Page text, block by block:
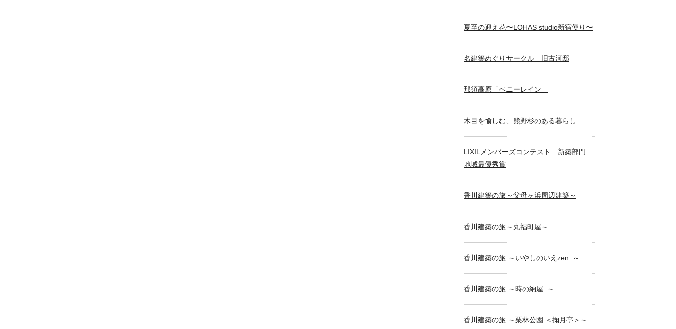
夏至の迎え花〜LOHAS studio新宿便り〜
名建築めぐりサークル 旧古河邸
那須高原「ペニーレイン」
木目を愉しむ、熊野杉のある暮らし
LIXILメンバーズコンテスト 新築部門
地域最優秀賞
香川建築の旅～父母ヶ浜周辺建築～
香川建築の旅～丸福町屋～
香川建築の旅 ～いやしのいえzen ～
香川建築の旅 ～時の納屋 ～
香川建築の旅 ～栗林公園 ＜掬月亭＞～